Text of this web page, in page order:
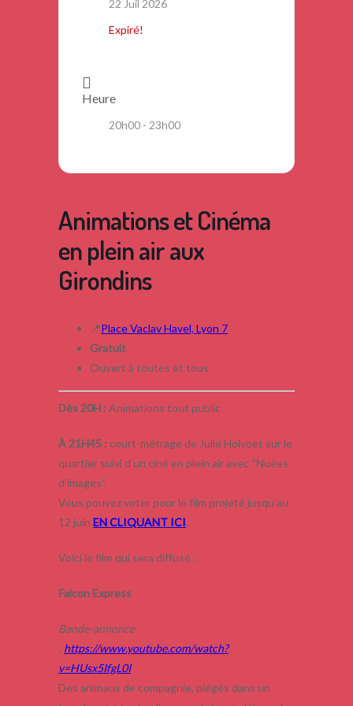
22 Juil 2026
Expiré!
Heure
20h00 - 23h00
Animations et Cinéma
en plein air aux
Girondins
📍Place Vaclav Havel, Lyon 7
Gratuit
Ouvert à toutes et tous
Dès 20H : Animations tout public
À 21H45 : court-métrage de Julie Holvoet sur le
quartier suivi d’un ciné en plein air avec “Nuées
d’images”.
Vous pouvez voter pour le film projeté jusqu’au
12 juin EN CLIQUANT ICI.
Voici le film qui sera diffusé :
Falcon Express
Bande-annonce
: https://www.youtube.com/watch?
v=HUsx5IfgL0I
Des animaux de compagnie, piégés dans un